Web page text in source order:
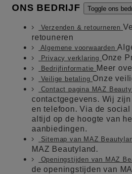
ONS BEDRIJF Toggle ons
Verzenden & retourneren
retouneren
Algemene voorwaarden
Privacy verklaring Onze
Bedrijfinformatie Meer
Veilige betaling Onze
Contact pagina MAZ
contactgegevens. Wij
en telefoon. Via de
altijd op de hoogte van
aanbiedingen.
Sitemap van MAZ
MAZ Beautyland.
Openingstijden van MAZ
de openingstijden van